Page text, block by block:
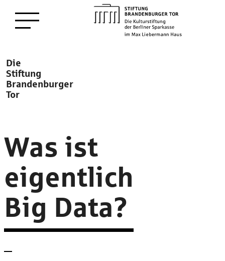
Hauptinhalt
Die
Stiftung
Brandenburger
Tor
Was ist
eigentlich
Big Data?